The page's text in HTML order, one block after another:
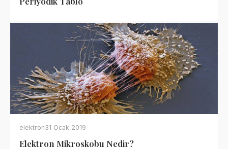
elektron31 Ocak 2019
Elektron Mikroskobu Nedir?